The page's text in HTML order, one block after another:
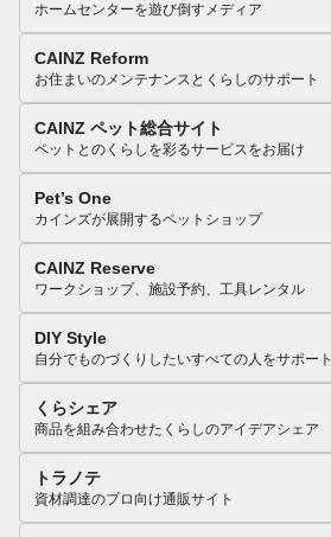
ホームセンターを遊び倒すメディア
CAINZ Reform
お住まいのメンテナンスとくらしのサポート
CAINZ ペット総合サイト
ペットとのくらしを彩るサービスをお届け
Pet’s One
カインズが展開するペットショップ
CAINZ Reserve
ワークショップ、施設予約、工具レンタル
DIY Style
自分でものづくりしたいすべての人をサポート
くらシェア
商品を組み合わせたくらしのアイデアシェア
トラノテ
資材調達のプロ向け通販サイト